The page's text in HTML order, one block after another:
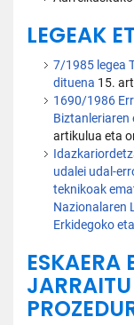
LEGEAK
7/1985 legea
dituena 15.
1690/1986
Biztanleriaren
artikulua eta
udalei udal-
teknikoak
Nazionalaren
Erkidegoko
ESKAERA